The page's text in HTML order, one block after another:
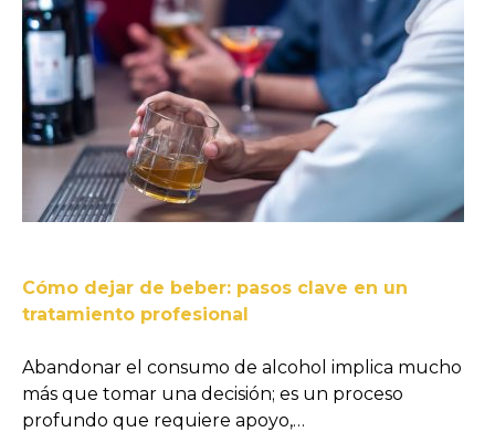
Cómo dejar de beber: pasos clave en un
tratamiento profesional
Abandonar el consumo de alcohol implica mucho
más que tomar una decisión; es un proceso
profundo que requiere apoyo,…